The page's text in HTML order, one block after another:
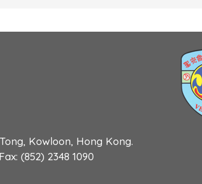
Kowloon, Hong Kong.
Fax: (852) 2348 1090